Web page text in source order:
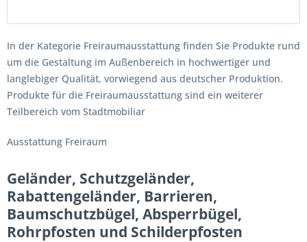
In der Kategorie Freiraumausstattung finden Sie Produkte rund
um die Gestaltung im Außenbereich in hochwertiger und
langlebiger Qualität, vorwiegend aus deutscher Produktion.
Produkte für die Freiraumausstattung sind ein weiterer
Teilbereich vom Stadtmobiliar
Ausstattung Freiraum
Geländer, Schutzgeländer,
Rabattengeländer, Barrieren,
Baumschutzbügel, Absperrbügel,
Rohrpfosten und Schilderpfosten